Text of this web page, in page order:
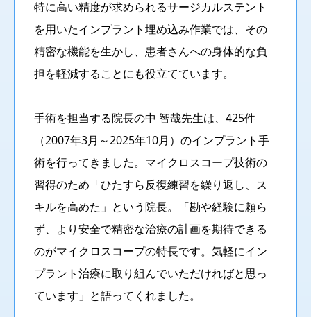
特に高い精度が求められるサージカルステント
を用いたインプラント埋め込み作業では、その
精密な機能を生かし、患者さんへの身体的な負
担を軽減することにも役立てています。
手術を担当する院長の中 智哉先生は、425件
（2007年3月～2025年10月）のインプラント手
術を行ってきました。マイクロスコープ技術の
習得のため「ひたすら反復練習を繰り返し、ス
キルを高めた」という院長。「勘や経験に頼ら
ず、より安全で精密な治療の計画を期待できる
のがマイクロスコープの特長です。気軽にイン
プラント治療に取り組んでいただければと思っ
ています」と語ってくれました。